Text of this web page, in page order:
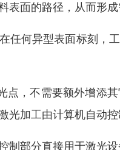
面的路径，从而形成
任何异型表面标刻，
点，不需要额外增添
加工由计算机自动控
制部分直接用于激光